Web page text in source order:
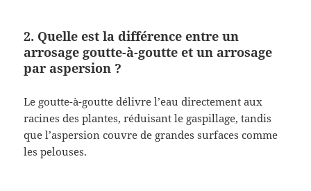
2. Quelle est la différence entre un
arrosage goutte-à-goutte et un arrosage
par aspersion ?
Le goutte-à-goutte délivre l’eau directement aux
racines des plantes, réduisant le gaspillage, tandis
que l’aspersion couvre de grandes surfaces comme
les pelouses.